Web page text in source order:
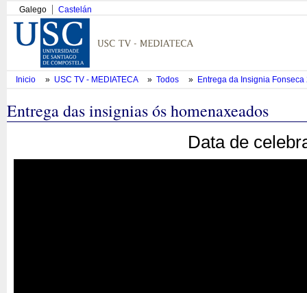
Galego Castelán
Inicio » USC TV - MEDIATECA » Todos » Entrega da Insignia
Entrega das insignias ós homenaxeados
Data de